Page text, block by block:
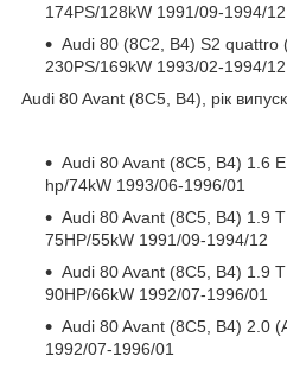
174PS/128kW 1991/09-1994/12
Audi 80 (8C2, B4) S2 quattro
230PS/169kW 1993/02-1994/12
Audi 80 Avant (8C5, B4), рік
Audi 80 Avant (8C5, B4) 1.6
hp/74kW 1993/06-1996/01
Audi 80 Avant (8C5, B4) 1.9
75HP/55kW 1991/09-1994/12
Audi 80 Avant (8C5, B4) 1.9
90HP/66kW 1992/07-1996/01
Audi 80 Avant (8C5, B4) 2.0
1992/07-1996/01